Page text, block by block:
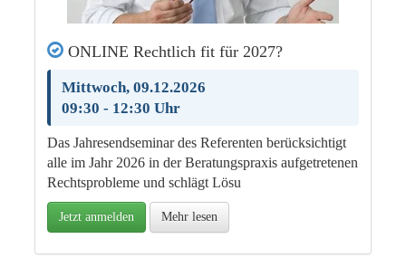
ONLINE Rechtlich fit für 2027?
Mittwoch, 09.12.2026
09:30 - 12:30 Uhr
Das Jah­re­send­se­minar des Re­fe­ren­ten be­rück­sich­tigt
al­le im Jahr 2026 in der Be­ra­tungs­pra­xis auf­ge­tre­te­nen
Rechts­pro­ble­me und schlägt Lö­su
Jetzt anmelden Mehr lesen